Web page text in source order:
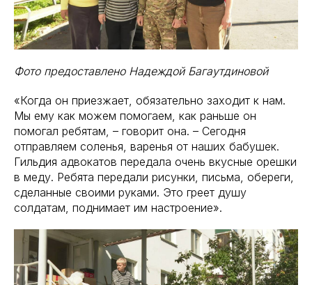
Фото предоставлено Надеждой Багаутдиновой
«Когда он приезжает, обязательно заходит к нам.
Мы ему как можем помогаем, как раньше он
помогал ребятам, – говорит она. – Сегодня
отправляем соленья, варенья от наших бабушек.
Гильдия адвокатов передала очень вкусные орешки
в меду. Ребята передали рисунки, письма, обереги,
сделанные своими руками. Это греет душу
солдатам, поднимает им настроение».